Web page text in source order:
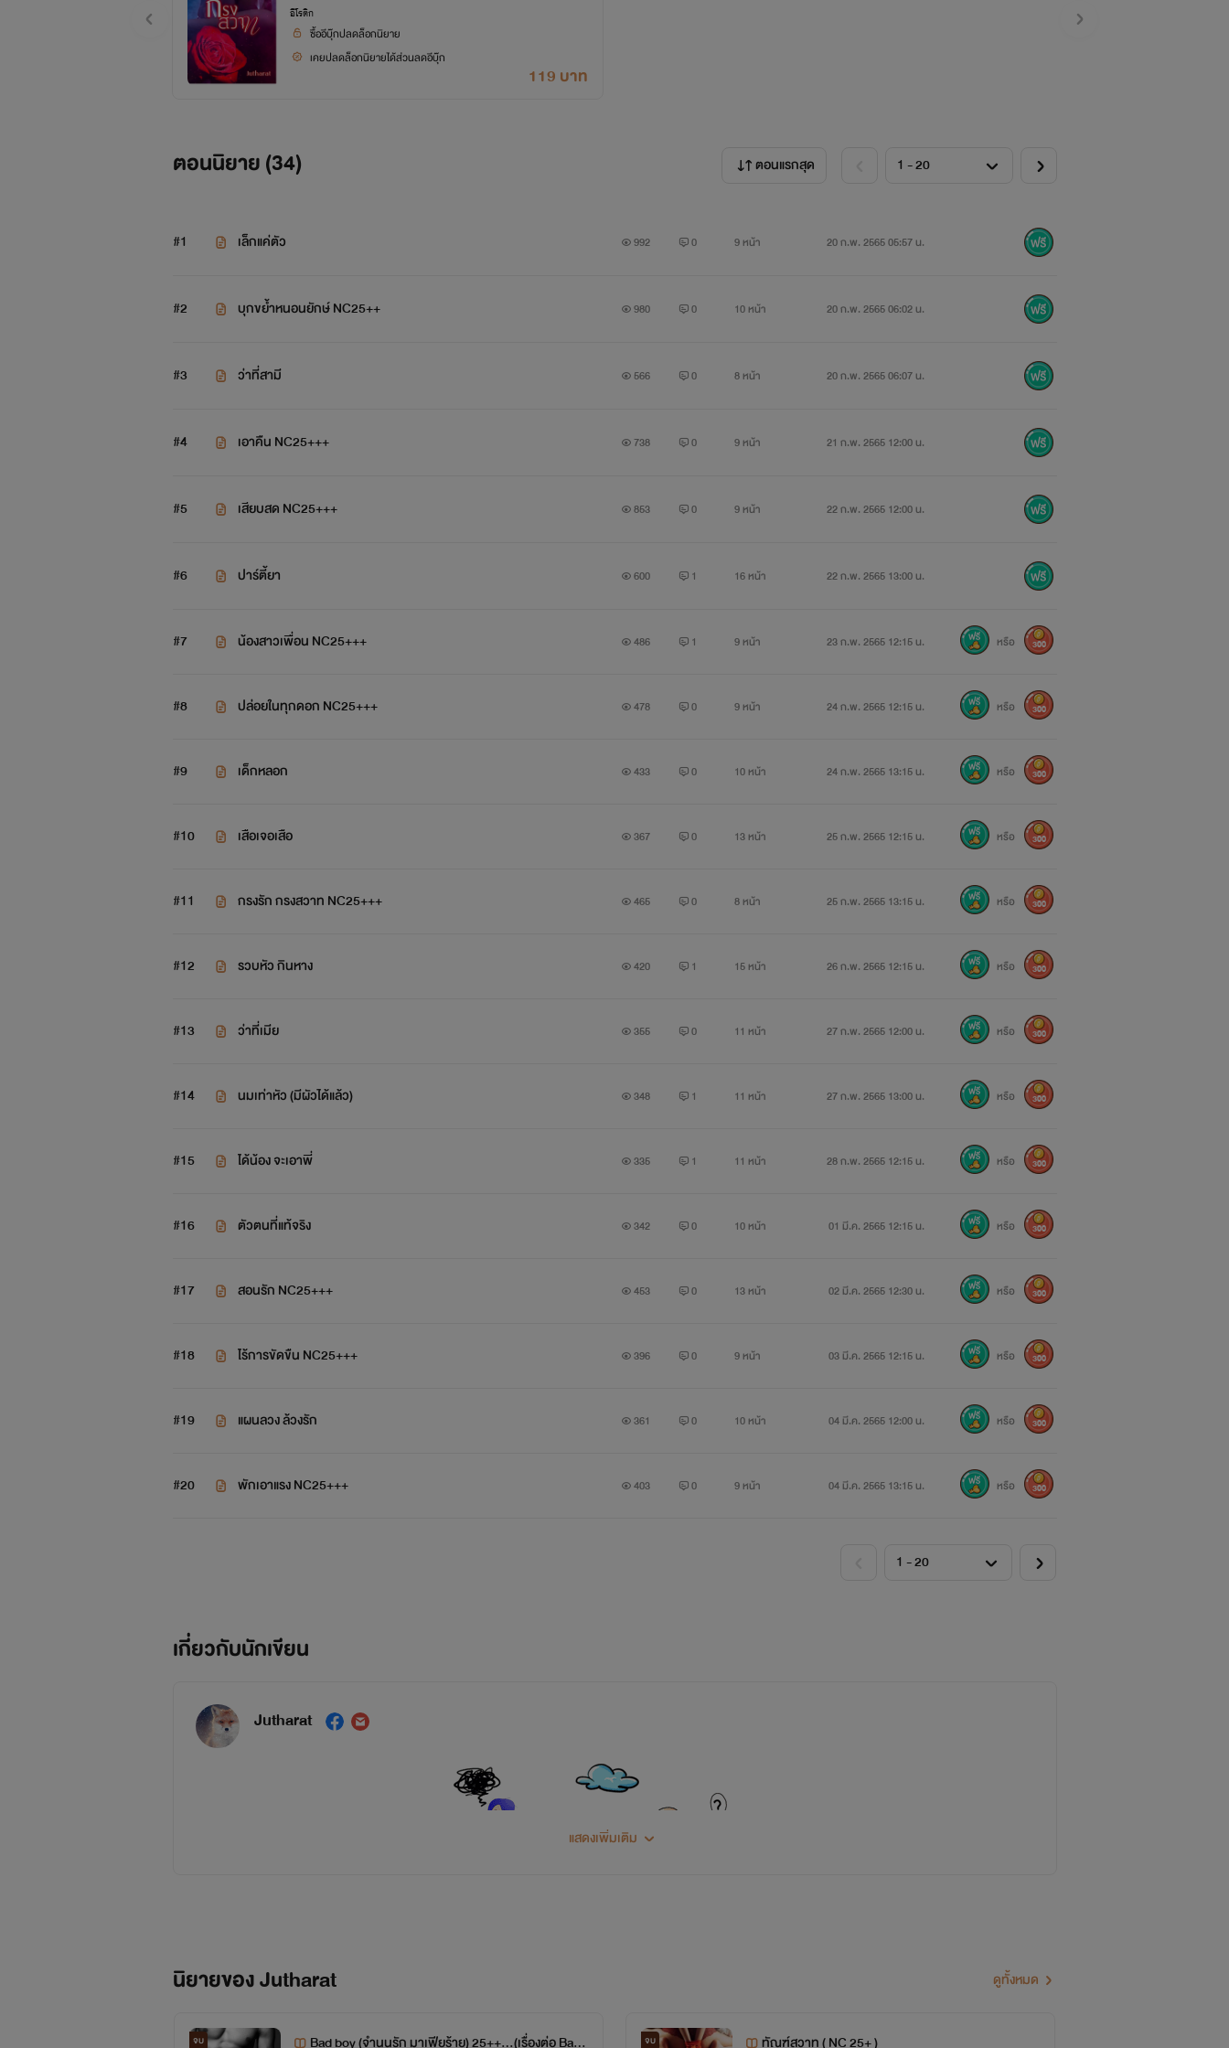
เซบาสเตียน
แต่อัดแน่นไปด้วยความต้องการทางเพศ
โนเบล
เมื่อสิ่งเดียวที่ทำได้คือคอยยัดเงินพวกอาจารย์เพื่อให้ลูกสาวได้เรียนจบพร้อมเพื่อน
Intro...
ผมอายุ 35 แล้ว ไม่จำเป็นต้องให้ใครมาบงการ
.............................................................................................................
ยอมไม่ยอมฉันก็ไม่สน ต่อให้ต้องจับแกยัดใส่กระเป๋าไปถวายฉันก็จะทำ!
คุณแม่!
นี่! จะไปไหนห๊ะ! เที่ยงคืนแล้วนะโนเบล!!
***เป็นภาพที่ใช้เพื่อจินตนาการ คนในภาพไม่มีส่วนเกี่ยวข้องใดใดกับนิยายเรื่องนี้ อย่าด่า อย่าดราม่ากันเลยนะคะ พอดีไรท์มีความชอบคนในภาพส่วน
อีโรติก
ซื้ออีบุ๊กปลดล็อกนิยาย
เคยปลดล็อกนิยายได้ส่วนลดอีบุ๊ก
119 บาท
ตอนนิยาย (34) ตอนแรกสุด
#1 เล็กแค่ตัว 992 0 9 หน้า 20 ก.พ. 2565 05:57 น.
#2 บุกขย้ำหนอนยักษ์ NC25++ 980 0 10 หน้า 20 ก.พ. 2565 06:02 น.
#3 ว่าที่สามี 566 0 8 หน้า 20 ก.พ. 2565 06:07 น.
#4 เอาคืน NC25+++ 738 0 9 หน้า 21 ก.พ. 2565 12:00 น.
#5 เสียบสด NC25+++ 853 0 9 หน้า 22 ก.พ. 2565 12:00 น.
#6 ปาร์ตี้ยา 600 1 16 หน้า 22 ก.พ. 2565 13:00 น.
#7 น้องสาวเพื่อน NC25+++ 486 1 9 หน้า 23 ก.พ. 2565 12:15 น. หรือ 300
#8 ปล่อยในทุกดอก NC25+++ 478 0 9 หน้า 24 ก.พ. 2565 12:15 น. หรือ 300
#9 เด็กหลอก 433 0 10 หน้า 24 ก.พ. 2565 13:15 น. หรือ 300
#10 เสือเจอเสือ 367 0 13 หน้า 25 ก.พ. 2565 12:15 น. หรือ 300
#11 กรงรัก กรงสวาท NC25+++ 465 0 8 หน้า 25 ก.พ. 2565 13:15 น. หรือ 300
#12 รวบหัว กินหาง 420 1 15 หน้า 26 ก.พ. 2565 12:15 น. หรือ 300
#13 ว่าที่เมีย 355 0 11 หน้า 27 ก.พ. 2565 12:00 น. หรือ 300
#14 นมเท่าหัว (มีผัวได้แล้ว) 348 1 11 หน้า 27 ก.พ. 2565 13:00 น. หรือ 300
#15 ได้น้อง จะเอาพี่ 335 1 11 หน้า 28 ก.พ. 2565 12:15 น. หรือ 300
#16 ตัวตนที่แท้จริง 342 0 10 หน้า 01 มี.ค. 2565 12:15 น. หรือ 300
#17 สอนรัก NC25+++ 453 0 13 หน้า 02 มี.ค. 2565 12:30 น. หรือ 300
#18 ไร้การขัดขืน NC25+++ 396 0 9 หน้า 03 มี.ค. 2565 12:15 น. หรือ 300
#19 แผนลวง ล้วงรัก 361 0 10 หน้า 04 มี.ค. 2565 12:00 น. หรือ 300
#20 พักเอาแรง NC25+++ 403 0 9 หน้า 04 มี.ค. 2565 13:15 น. หรือ 300
เกี่ยวกับนักเขียน
Jutharat
แสดงเพิ่มเติม
นิยายของ Jutharat ดูทั้งหมด
จบ Bad boy (จำนนรัก มาเฟียร้าย) 25++...(เรื่องต่อ Bad จบ ทัณฑ์สวาท ( NC 25+ )